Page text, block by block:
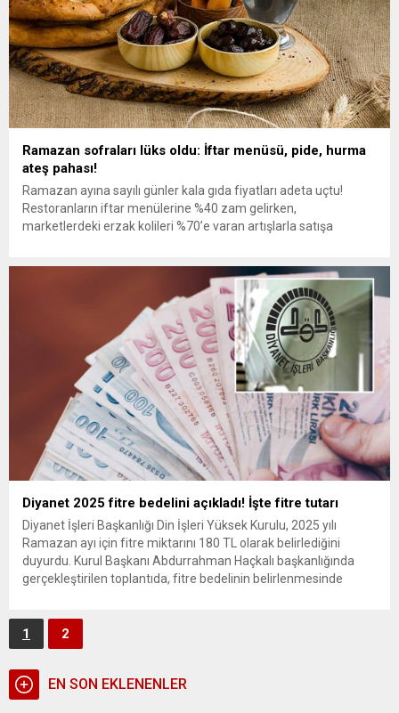
Ramazan sofraları lüks oldu: İftar menüsü, pide, hurma
ateş pahası!
Ramazan ayına sayılı günler kala gıda fiyatları adeta uçtu!
Restoranların iftar menülerine %40 zam gelirken,
marketlerdeki erzak kolileri %70’e varan artışlarla satışa
kadar çıktı. Marketlerin Ramazan’a özel hazırladığı erzak
Diyanet 2025 fitre bedelini açıkladı! İşte fitre tutarı
Diyanet İşleri Başkanlığı Din İşleri Yüksek Kurulu, 2025 yılı
Ramazan ayı için fitre miktarını 180 TL olarak belirlediğini
duyurdu. Kurul Başkanı Abdurrahman Haçkalı başkanlığında
gerçekleştirilen toplantıda, fitre bedelinin belirlenmesinde
ifadelere yer verildi: “Konu ile...
1 2
EN SON EKLENENLER